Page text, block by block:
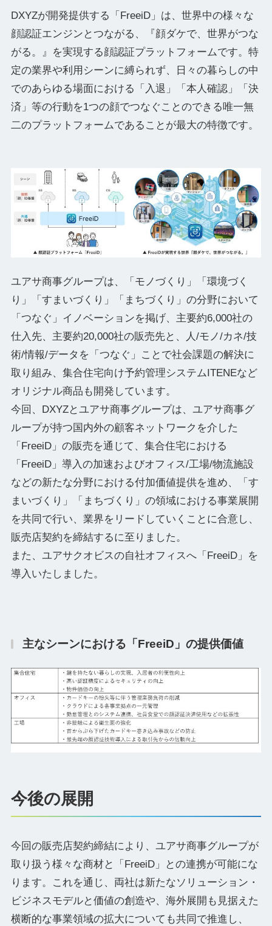
DXYZが開発提供する「FreeiD」は、世界中の様々な
顔認証エンジンとつながる、『顔ダケで、世界がつな
がる。』を実現する顔認証プラットフォームです。特
定の業界や利用シーンに縛られず、日々の暮らしの中
でのあらゆる場面における「入退」「本人確認」「決
済」等の行動を1つの顔でつなぐことのできる唯一無
二のプラットフォームであることが最大の特徴です。
ユアサ商事グループは、「モノづくり」「環境づく
り」「すまいづくり」「まちづくり」の分野において
「つなぐ」イノベーションを掲げ、主要約6,000社の
仕入先、主要約20,000社の販売先と、人/モノ/カネ/技
術/情報/データを「つなぐ」ことで社会課題の解決に
取り組み、集合住宅向け予約管理システムITENEなど
オリジナル商品も開発しています。
今回、DXYZとユアサ商事グループは、ユアサ商事グ
ループが持つ国内外の顧客ネットワークを介した
「FreeiD」の販売を通じて、集合住宅における
「FreeiD」導入の加速およびオフィス/工場/物流施設
などの新たな分野における付加価値提供を進め、「す
まいづくり」「まちづくり」の領域における事業展開
を共同で行い、業界をリードしていくことに合意し、
販売店契約を締結するに至りました。
また、ユアサクオビスの自社オフィスへ「FreeiD」を
導入いたしました。
主なシーンにおける「FreeiD」の提供価値
今後の展開
今回の販売店契約締結により、ユアサ商事グループが
取り扱う様々な商材と「FreeiD」との連携が可能にな
ります。これを通じ、両社は新たなソリューション・
ビジネスモデルと価値の創造や、海外展開も見据えた
横断的な事業領域の拡大についても共同で推進し、